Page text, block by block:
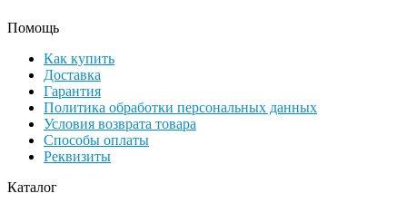
Помощь
Как купить
Доставка
Гарантия
Политика обработки персональных данных
Условия возврата товара
Способы оплаты
Реквизиты
Каталог